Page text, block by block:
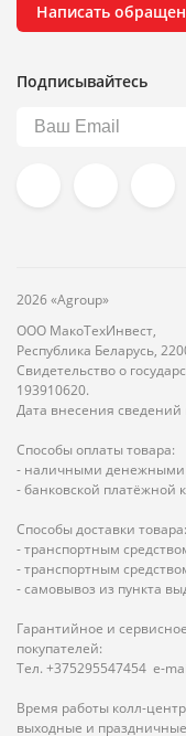
Написать
Подписывайтесь
2026 «Agroup»
ООО МакоТехИнвест,
Республика Беларусь,
Свидетельство о
193910620.
Дата внесения сведений
Способы оплаты товара:
- наличными денежными
- банковской платёжной
Способы доставки товара:
- транспортным
- транспортным
- самовывоз из пункта
Гарантийное и
покупателей:
Тел. +375295547454 e-
Время работы колл-
выходные и